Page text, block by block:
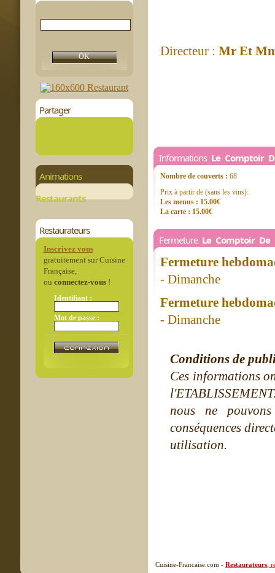
Partager
Animations
Restaurants
Restaurateurs
Inscrivez vous
gratuitement sur Cuisine
Française,
ou connectez-vous!
Identifiant :
Mot de passe :
Directeur : Mr Et
Informations Le Comptoir
Nombre de couverts : 68
Prix à partir de (sans les vins):
Les menus : 15.00€
La carte : 15.00€
Fermeture Le Comptoir De
Fermeture
- Dimanche
Fermeture
- Dimanche
Conditions de
Ces informations
nous ne
conséquences
utilisation.
Cuisine-Francaise.com - Restaurateurs ,